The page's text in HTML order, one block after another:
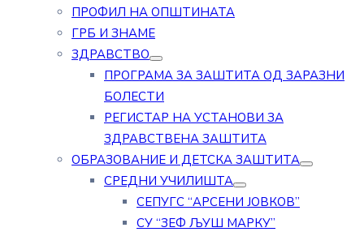
ПРОФИЛ НА ОПШТИНАТА
ГРБ И ЗНАМЕ
ЗДРАВСТВО
ПРОГРАМА ЗА ЗАШТИТА ОД ЗАРАЗНИ
БОЛЕСТИ
РЕГИСТАР НА УСТАНОВИ ЗА
ЗДРАВСТВЕНА ЗАШТИТА
ОБРАЗОВАНИЕ И ДЕТСКА ЗАШТИТА
СРЕДНИ УЧИЛИШТА
СЕПУГС “АРСЕНИ ЈОВКОВ”
СУ “ЗЕФ ЉУШ МАРКУ”